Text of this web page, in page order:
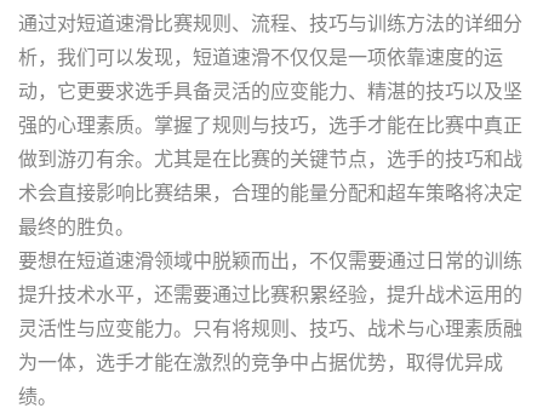
通过对短道速滑比赛规则、流程、技巧与训练方法的详细分
析，我们可以发现，短道速滑不仅仅是一项依靠速度的运
动，它更要求选手具备灵活的应变能力、精湛的技巧以及坚
强的心理素质。掌握了规则与技巧，选手才能在比赛中真正
做到游刃有余。尤其是在比赛的关键节点，选手的技巧和战
术会直接影响比赛结果，合理的能量分配和超车策略将决定
最终的胜负。
要想在短道速滑领域中脱颖而出，不仅需要通过日常的训练
提升技术水平，还需要通过比赛积累经验，提升战术运用的
灵活性与应变能力。只有将规则、技巧、战术与心理素质融
为一体，选手才能在激烈的竞争中占据优势，取得优异成
绩。